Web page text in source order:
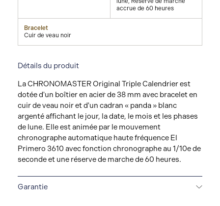
accrue de 60 heures
Bracelet
Cuir de veau noir
Détails du produit
La CHRONOMASTER Original Triple Calendrier est
dotée d'un boîtier en acier de 38 mm avec bracelet en
cuir de veau noir et d'un cadran « panda » blanc
argenté affichant le jour, la date, le mois et les phases
de lune. Elle est animée par le mouvement
chronographe automatique haute fréquence El
Primero 3610 avec fonction chronographe au 1/10e de
seconde et une réserve de marche de 60 heures.
Garantie